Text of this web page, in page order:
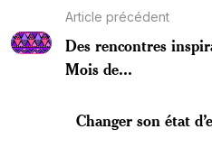
Article précédent
Des rencontres
Mois de...
Changer son état